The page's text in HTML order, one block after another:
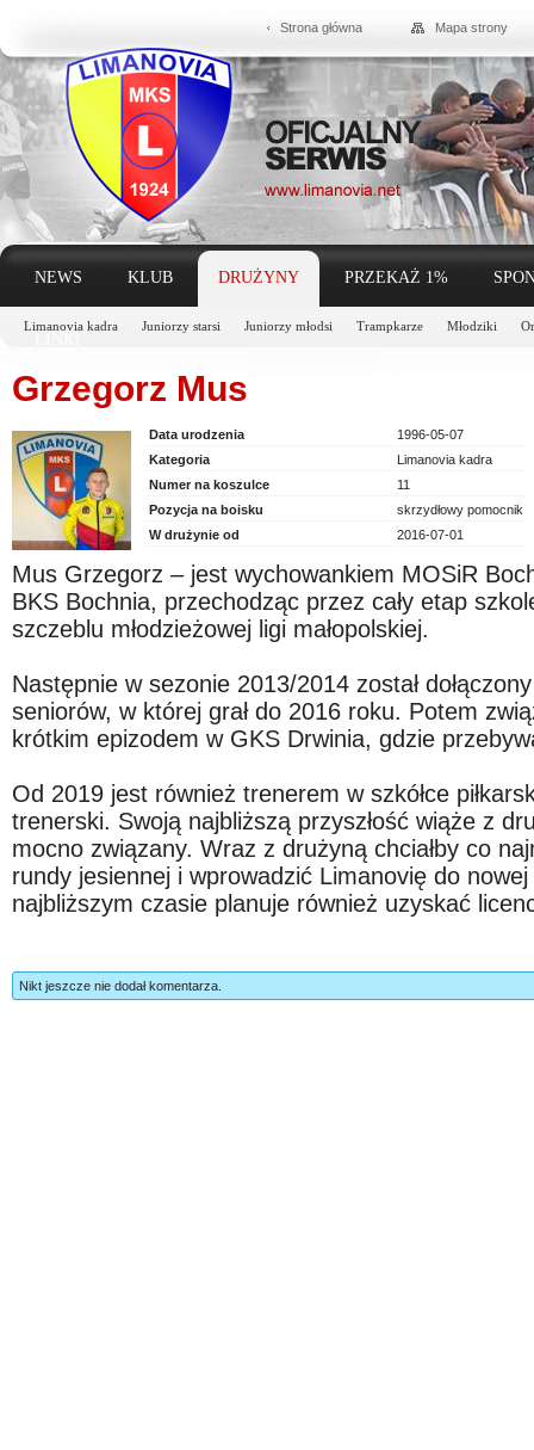
Strona główna Mapa strony
NEWS KLUB DRUŻYNY
Limanovia kadra Juniorzy starsi Juniorzy młodsi Trampkarze Młodziki
PRZEKAŻ 1%
Grzegorz Mus
Data urodzenia
1996-05-07
Kategoria
Limanovia kadra
Numer na koszulce
11
Pozycja na boisku
skrzydłowy pomocnik
W drużynie od
2016-07-01
Mus Grzegorz – jest wychowankiem MOSiR
BKS Bochnia, przechodząc przez cały etap
szczeblu młodzieżowej ligi małopolskiej.
Następnie w sezonie 2013/2014 został
seniorów, w której grał do 2016 roku. Potem
krótkim epizodem w GKS Drwinia, gdzie
Od 2019 jest również trenerem w szkółce
trenerski. Swoją najbliższą przyszłość wiąże z
mocno związany. Wraz z drużyną chciałby co
rundy jesiennej i wprowadzić Limanovię do
najbliższym czasie planuje również uzyskać
Nikt jeszcze nie dodał komentarza.